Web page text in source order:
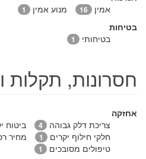
אמין
16 מנוע אמין 1
בטיחות
בטיחותי
1
חסרונות, תקלות
אחזקה
צריכת דלק גבוהה
4 ביטוח
חלקי חילוף יקרים 1 מחיר
טיפולים מסובכים 1